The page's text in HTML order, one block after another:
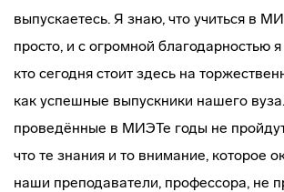
выпускаетесь. Я знаю, что учиться в
просто, и с огромной благодарностью
кто сегодня стоит здесь на
как успешные выпускники нашего
проведённые в МИЭТе годы не
что те знания и то внимание, которое
наши преподаватели, профессора, не